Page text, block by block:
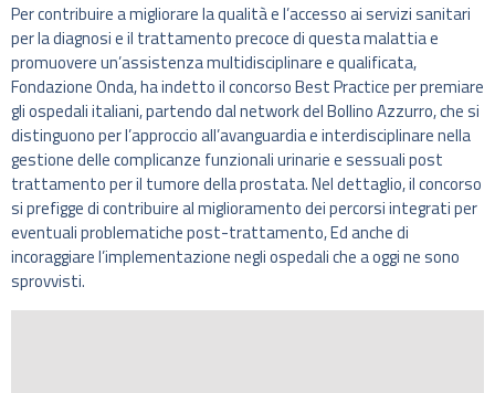
Per contribuire a migliorare la qualità e l’accesso ai servizi sanitari
per la diagnosi e il trattamento precoce di questa malattia e
promuovere un’assistenza multidisciplinare e qualificata,
Fondazione Onda, ha indetto il concorso Best Practice per premiare
gli ospedali italiani, partendo dal network del Bollino Azzurro, che si
distinguono per l’approccio all’avanguardia e interdisciplinare nella
gestione delle complicanze funzionali urinarie e sessuali post
trattamento per il tumore della prostata. Nel dettaglio, il concorso
si prefigge di contribuire al miglioramento dei percorsi integrati per
eventuali problematiche post-trattamento, Ed anche di
incoraggiare l’implementazione negli ospedali che a oggi ne sono
sprovvisti.